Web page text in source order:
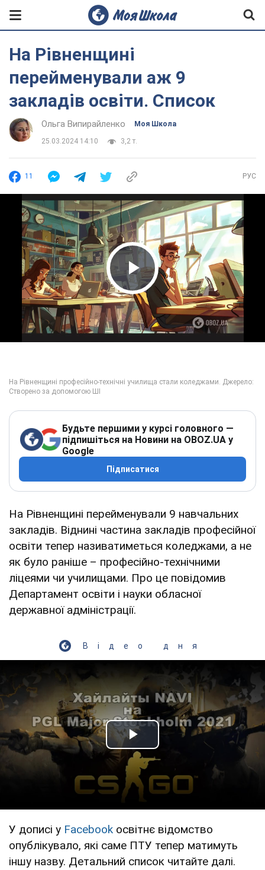
На Рівненщині
перейменували аж 9
закладів освіти. Список
Ольга Випирайленко Моя Школа
25.03.2024 14:10 3,2 т.
11 РУС
Play Video
Будьте першими у курсі головного —
підпишіться на Новини на OBOZ.UA у
Google
Підписатися
На Рівненщині перейменували 9 навчальних
закладів. Віднині частина закладів професійної
освіти тепер називатиметься коледжами, а не
як було раніше – професійно-технічними
ліцеями чи училищами. Про це повідомив
Департамент освіти і науки обласної
державної адміністрації.
Відео дня
Play Video
У дописі у Facebook освітнє відомство
опублікувало, які саме ПТУ тепер матимуть
іншу назву. Детальний список читайте далі.